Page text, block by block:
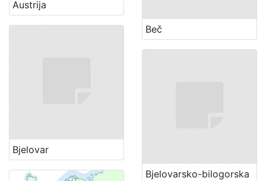
Austrija
Beč
Bjelovar
Bjelovarsko-bilogorska